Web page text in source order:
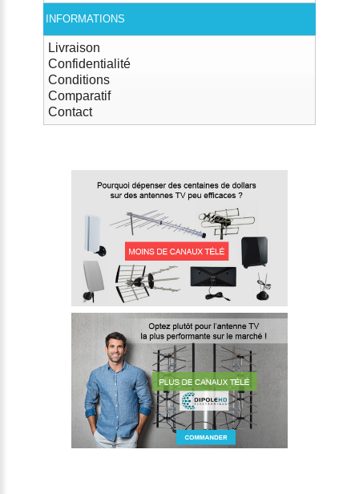
INFORMATIONS
Livraison
Confidentialité
Conditions
Comparatif
Contact